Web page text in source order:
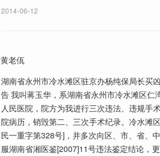
2014-06-12
黄老佤
湖南省永州市冷水滩区驻京办杨纯保局长买
告 我叫蒋玉华，系湖南省永州市冷水滩区
人民医院，院方为我进行三次违法、违规手
院病历，销毁第二、三次手术纪录。冷水滩
民一重字第328号]，并多次向区、市、省、
服湖南省湘医鉴[2007]11号违法鉴定结论，